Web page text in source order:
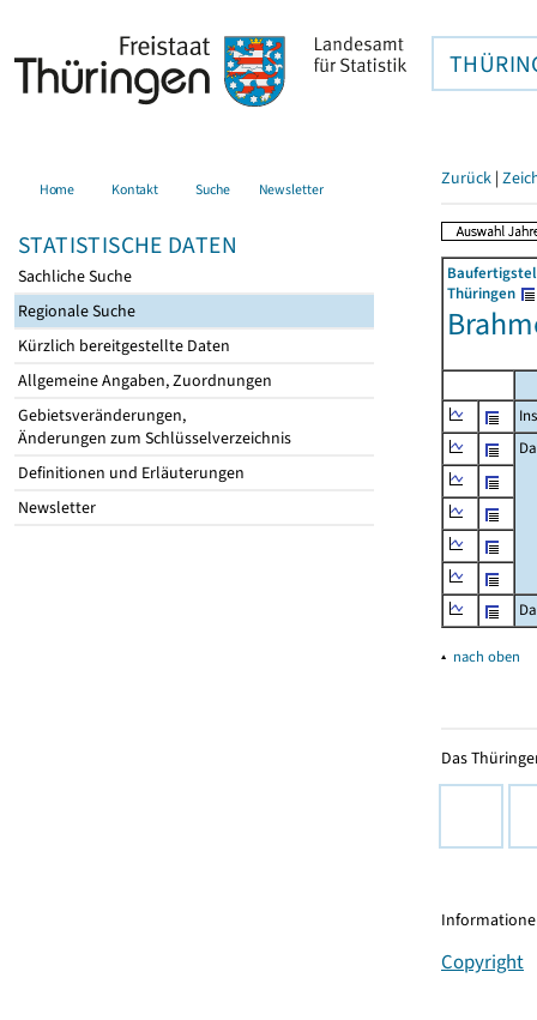
Home Kontakt Suche Newsletter
STATISTISCHE DATEN
Sachliche Suche
Regionale Suche
Kürzlich bereitgestellte Daten
Allgemeine Angaben, Zuordnungen
Gebietsveränderungen,
Änderungen zum Schlüsselverzeichnis
Definitionen und Erläuterungen
Newsletter
Zurück |
Thüringen
▴ nach oben
Das
Copyright